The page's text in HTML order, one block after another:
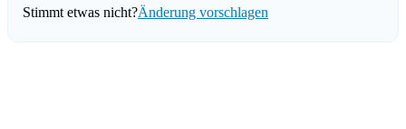
Stimmt etwas nicht?Änderung vorschlagen